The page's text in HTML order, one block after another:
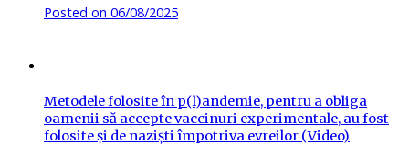
Posted on 06/08/2025
Metodele folosite în p(l)andemie, pentru a obliga
oamenii să accepte vaccinuri experimentale, au fost
folosite și de naziști împotriva evreilor (Video)